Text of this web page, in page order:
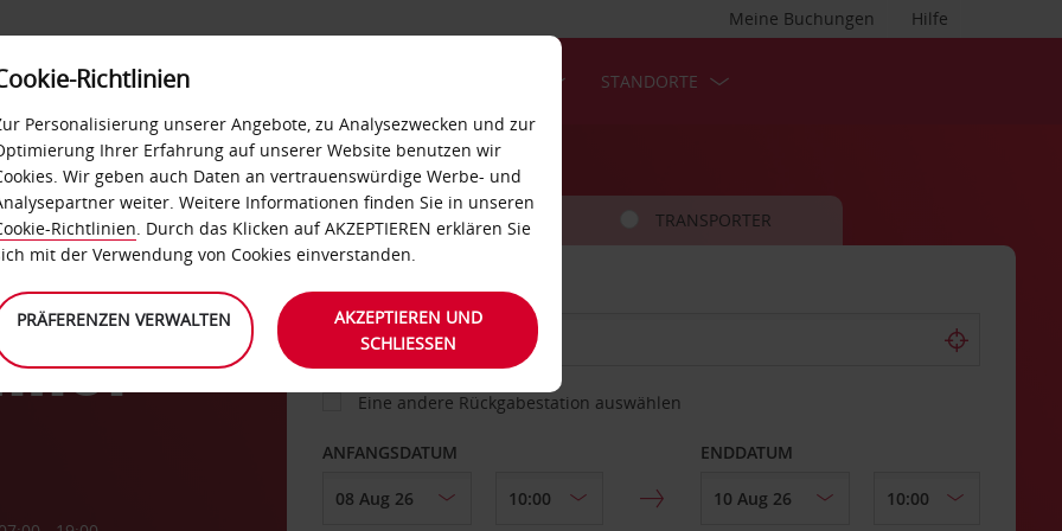
Hilfe
Meine Buchungen
SELF-SERVICES STANDORTE
FAHRZEUG TRANSPORTER
ABHOLEN VON
Eine andere Rückgabestation auswählen
ANFANGSDATUM ENDDATUM
Richtlinien
Personalisierung unserer Angebote, zu Analysezwecken und zur
Ihrer Erfahrung auf unserer Website benutzen wir
Wir geben auch Daten an vertrauenswürdige Werbe- und
weiter. Weitere Informationen finden Sie in unseren
Richtlinien. Durch das Klicken auf AKZEPTIEREN erklären Sie
mit der Verwendung von Cookies einverstanden.
PRÄFERENZEN VERWALTEN
AKZEPTIEREN UND
SCHLIESSEN